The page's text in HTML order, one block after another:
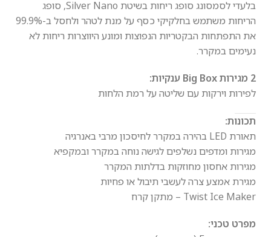
בלעדי לסמסונג סופג ריחות בשיטת Silver Nano, סופג
הריחות משתמש בחלקיקי כסף על מנת לטהר ולחסל ב-99.9%
את התפתחות הבקטריות הנפוצות ומונע היווצרות ריחות לא
נעימים במקרר.
2 מגירות Big Box ענקיות:
לפירות וירקות עם שליטה על רמת הלחות
תכונות:
תאורת LED בהירה במקרר לחיסכון מרבי באנרגיה
מגירות ומדפים נשלפים לגישה נוחה במקרר ובמקפיא
מגירות אחסון מחוזקות בדלתות המקרר
מגירת אמצע צרה לעשבי תיבול או פחיות
Twist Ice Maker – מתקן קרח
מפרט טכני: